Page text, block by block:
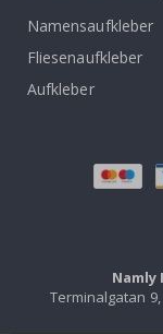
Namensaufkleber
Fliesenaufkleber
Aufkleber
Namly
Terminalgatan